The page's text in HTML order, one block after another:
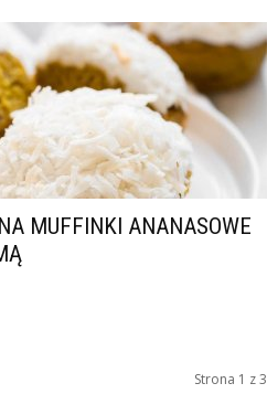
MUFFINKI ANANASOWE
Strona 1 z 3